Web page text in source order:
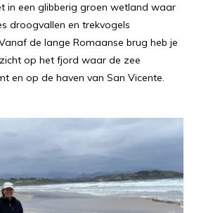
in een glibberig groen wetland waar
droogvallen en trekvogels
de lange Romaanse brug heb je
op het fjord waar de zee
en op de haven van San Vicente.